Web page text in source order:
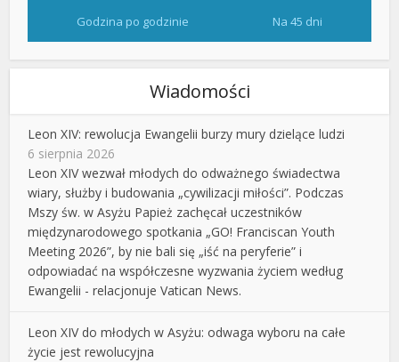
Godzina po godzinie Na 45 dni
Wiadomości
Leon XIV: rewolucja Ewangelii burzy mury dzielące ludzi
6 sierpnia 2026
Leon XIV wezwał młodych do odważnego świadectwa
wiary, służby i budowania „cywilizacji miłości”. Podczas
Mszy św. w Asyżu Papież zachęcał uczestników
międzynarodowego spotkania „GO! Franciscan Youth
Meeting 2026”, by nie bali się „iść na peryferie” i
odpowiadać na współczesne wyzwania życiem według
Ewangelii - relacjonuje Vatican News.
Leon XIV do młodych w Asyżu: odwaga wyboru na całe
życie jest rewolucyjna